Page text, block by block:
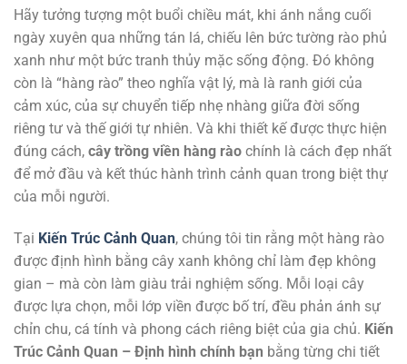
Hãy tưởng tượng một buổi chiều mát, khi ánh nắng cuối
ngày xuyên qua những tán lá, chiếu lên bức tường rào phủ
xanh như một bức tranh thủy mặc sống động. Đó không
còn là “hàng rào” theo nghĩa vật lý, mà là ranh giới của
cảm xúc, của sự chuyển tiếp nhẹ nhàng giữa đời sống
riêng tư và thế giới tự nhiên. Và khi thiết kế được thực hiện
đúng cách, cây trồng viền hàng rào chính là cách đẹp nhất
để mở đầu và kết thúc hành trình cảnh quan trong biệt thự
của mỗi người.
Tại Kiến Trúc Cảnh Quan, chúng tôi tin rằng một hàng rào
được định hình bằng cây xanh không chỉ làm đẹp không
gian – mà còn làm giàu trải nghiệm sống. Mỗi loại cây
được lựa chọn, mỗi lớp viền được bố trí, đều phản ánh sự
chỉn chu, cá tính và phong cách riêng biệt của gia chủ. Kiến
Trúc Cảnh Quan – Định hình chính bạn bằng từng chi tiết